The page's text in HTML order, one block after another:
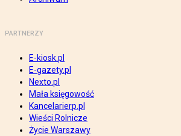
PARTNERZY
E-kiosk.pl
E-gazety.pl
Nexto.pl
Mała księgowość
Kancelarierp.pl
Wieści Rolnicze
Życie Warszawy